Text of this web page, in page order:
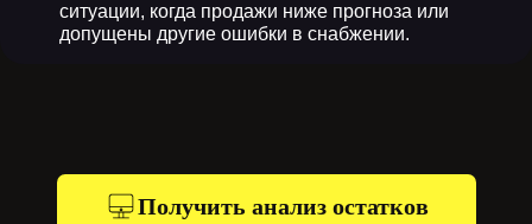
ситуации, когда продажи ниже прогноза или
допущены другие ошибки в снабжении.
Получить анализ остатков